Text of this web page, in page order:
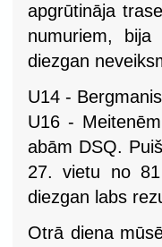
apgrūtināja
numuriem,
diezgan
U14 -
U16 -
abām DSQ.
27. vietu no 81
diezgan labs
Otrā diena